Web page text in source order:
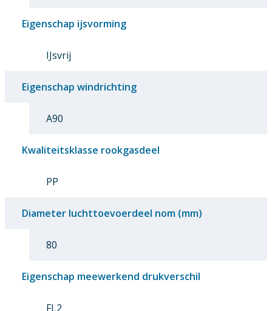
Eigenschap ijsvorming
IJsvrij
Eigenschap windrichting
A90
Kwaliteitsklasse rookgasdeel
PP
Diameter luchttoevoerdeel nom (mm)
80
Eigenschap meewerkend drukverschil
FL2